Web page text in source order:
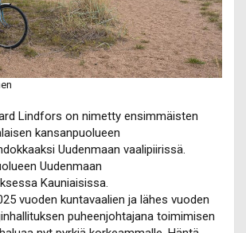
Lindfors on nimetty ensimmäisten
kansanpuolueen
Uudenmaan vaalipiirissä.
Uudenmaan
Kauniaisissa.
vuoden kuntavaalien ja lähes vuoden
puheenjohtajana toimimisen